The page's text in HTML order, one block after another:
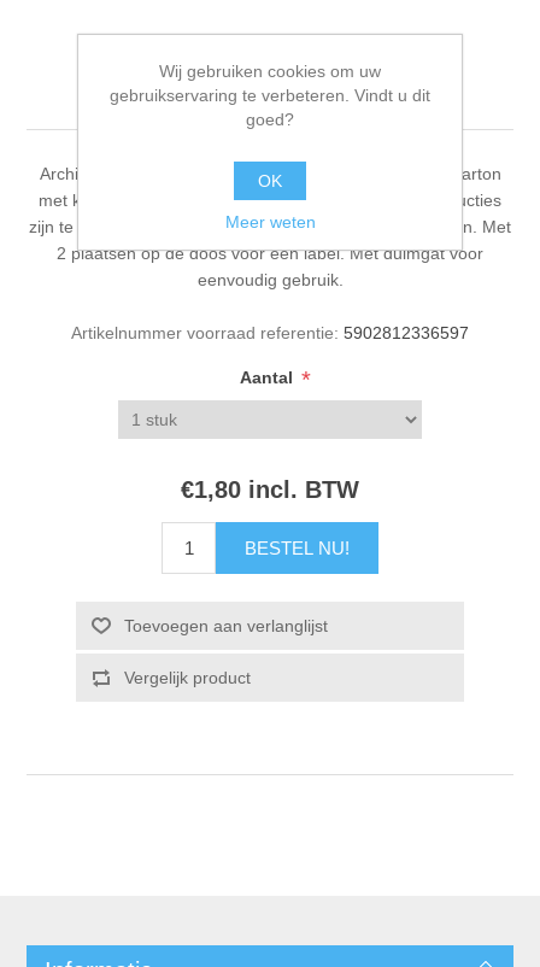
Archiefdoos A4 Esselte
boxycolor blauw
Archiefdoos A4 formaat, rugbreedte 80mm. Uit wit golfkarton
met kleurenopdruk. Eenvoudig in elkaar te zetten. Instructies
zijn te vinden op de doos. Beschrijfbare index aan 4 zijden. Met
2 plaatsen op de doos voor een label. Met duimgat voor
eenvoudig gebruik.
Artikelnummer voorraad referentie: 5902812336597
Aantal *
€1,80 incl. BTW
Wij gebruiken cookies om uw
gebruikservaring te verbeteren. Vindt u dit
goed?
OK
Meer weten